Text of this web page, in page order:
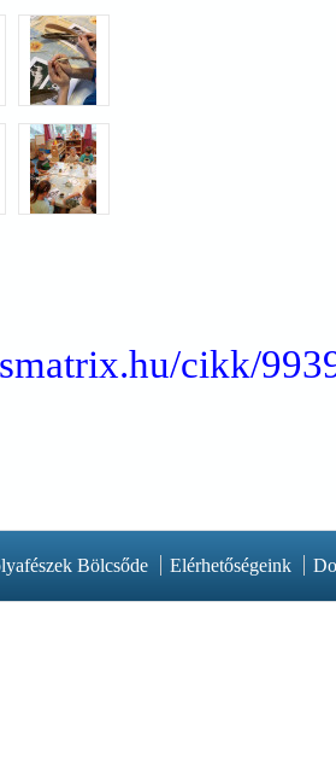
cikk/
Bölcsőde Elérhetőségeink